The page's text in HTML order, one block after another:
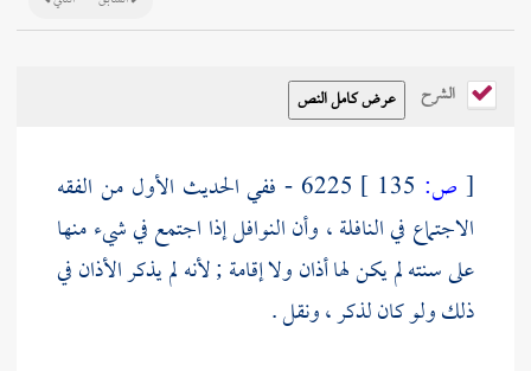
الشرح
[ ص:
6225 - ففي الحديث الأول من الفقه
الاجتماع في النافلة ، وأن النوافل إذا اجتمع في شيء منها
على سنته لم يكن لها أذان ولا إقامة ; لأنه لم يذكر الأذان في
ذلك ولو كان لذكر ، ونقل .